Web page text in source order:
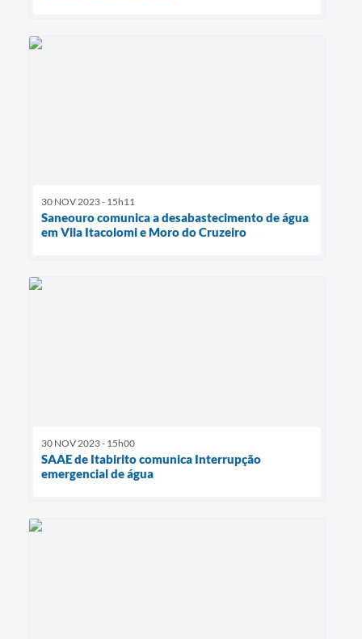
30 NOV 2023 - 15h11
Saneouro comunica a desabastecimento de água
em Vila Itacolomi e Moro do Cruzeiro
30 NOV 2023 - 15h00
SAAE de Itabirito comunica Interrupção
emergencial de água